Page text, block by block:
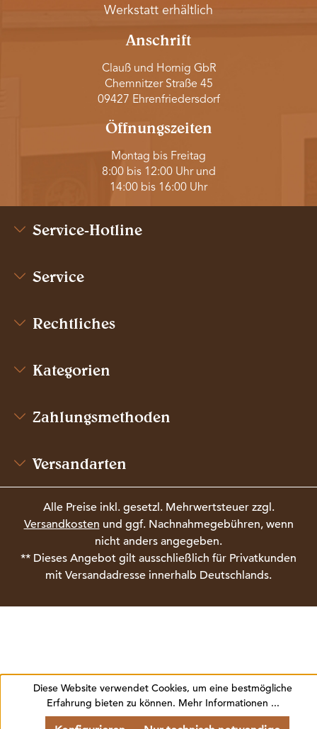
Werkstatt erhältlich
Anschrift
Clauß und Hornig GbR
Chemnitzer Straße 45
09427 Ehrenfriedersdorf
Öffnungszeiten
Montag bis Freitag
8:00 bis 12:00 Uhr und
14:00 bis 16:00 Uhr
Service-Hotline
Service
Rechtliches
Kategorien
Zahlungsmethoden
Versandarten
Alle Preise inkl. gesetzl. Mehrwertsteuer zzgl.
Versandkosten und ggf. Nachnahmegebühren, wenn
nicht anders angegeben.
** Dieses Angebot gilt ausschließlich für Privatkunden
mit Versandadresse innerhalb Deutschlands.
Diese Website verwendet Cookies, um eine bestmögliche
Erfahrung bieten zu können. Mehr Informationen ...